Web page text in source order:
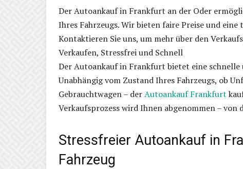
Der Autoankauf in Frankfurt an der Oder
Ihres Fahrzeugs. Wir bieten faire Preise und
Kontaktieren Sie uns, um mehr über den
Verkaufen, Stressfrei und Schnell
Der Autoankauf in Frankfurt bietet eine
Unabhängig vom Zustand Ihres Fahrzeugs, ob
Gebrauchtwagen – derAutoankauf Frankfurt
Verkaufsprozess wird Ihnen abgenommen –
Stressfreier Autoankauf in
Fahrzeug